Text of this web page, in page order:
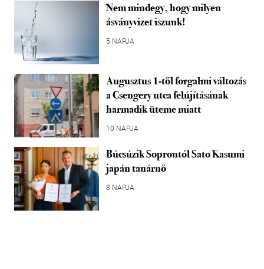
Nem mindegy, hogy milyen
ásványvizet iszunk!
5 NAPJA
Augusztus 1-től forgalmi változás
a Csengery utca felújításának
harmadik üteme miatt
10 NAPJA
Búcsúzik Soprontól Sato Kasumi
japán tanárnő
8 NAPJA